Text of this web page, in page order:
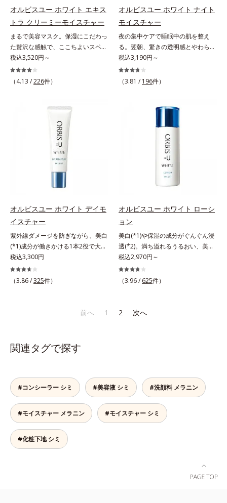
*4 日本化粧品業界で初めてメラニ
ンの第三のルートに着目し、日本放
射線影響学会第53回大会で2010年
10月に初めて発表したこと*5 うる
おいによる*6 メラノサイトまで*7
L-アスコルビン酸 2-グルコシド*8
L-アスコルビン酸 2-グルコシド、パ
ウダルコ樹皮エキス、油溶性甘草エ
2010年10月に初めて発表したこと
*3 うるおいにより透明感のある肌
*4 うるおいによる*5 メラノサイト
まで*6 シミ・ソバカスが肌表面に
あらわれること*7 L-アスコルビン
酸 2-グルコシド*8 L-アスコルビン
酸 2-グルコシド、パウダルコ樹皮エ
キス、油溶性甘草エキス(2)*9 乾燥
は配合されていません。
タミンC(*7)」を採用。肌奥(*6)まで
浸透し、シミやソバカスの原因とな
るメラニンの生成を食い止めます。
またオルビス独自成分の「ブライト
VCコンプレックス(*8)」が、透明感
を阻害する原因(*9)にアプローチし
ます。さらに肌表面のなめらかさや
みずみずしさをサポートするため
透明感を包括的にサポート。全方位
ケアのアプローチによって、肌本来
の輝きを生かして澄み渡る、輝き透
明肌を叶えます。L＝さっぱりタイ
プ（脂性肌～普通肌）M＝しっとり
タイプ（普通肌～乾性肌）*1 シ
ミ・ソバカスが肌表面にあらわれる
こと*2 メラニンの生成を抑え、シ
よる透明感のある肌*4 日本化粧品
業界で初めてメラニンの第三のルー
トに着目し、日本放射線影響学会第
53回大会で2010年10月に初めて発
表したこと*5 うるおいによる*6 メ
ラノサイトまで*7 L-アスコルビン
酸 2-グルコシド*8 L-アスコルビン
酸 2-グルコシド、パウダルコ樹皮エ
ねた肌*3 メラニンが過剰に生成す
る状態
オルビスユー ホワイト エキス
トラ クリーミーモイスチャー
まるで美容マスク。保湿にこだわっ
た贅沢な感触で、ここちよいスペシ
ャルケアを。若々しく透明感のある
美肌を構成する要素と、年齢肌(*1)
のメラニン生成にアプローチして、
の理論を応用し、全方位的に肌の底
上げを図ります。さらに、シミと年
齢の関係に着目。点在するシミだけ
でなく、メラニンが蓄積しがちな年
齢肌の“メラニンメタボ(*2)”にアプ
ローチして、澄みわたる美肌を目指
します。*1 年齢を重ねた肌*2 メラ
ニンが過剰に生成する状態*3 メラ
を防ぐ*4 コラーゲン・トリペプチ
ド Ｆ
税込3,520円～
（4.13 /226件）
オルビスユー ホワイト ナイト
モイスチャー
夜の集中ケアで睡眠中の肌を整え
る。翌朝、驚きの透明感とやわらか
さを感じて。若々しく透明感のある
美肌を構成する要素と、年齢肌(*1)
のメラニン生成にアプローチして、
の理論を応用し、全方位的に肌の底
上げを図ります。さらに、シミと年
でなく、メラニンが蓄積しがちな年
齢肌の“メラニンメタボ(*2)”にアプ
ローチして、澄みわたる美肌を目指
します。*1 年齢を重ねた肌*2 メラ
ニンが過剰に生成する状態
税込3,190円～
（3.81 / 196件）
オルビスユー ホワイト デイモ
イスチャー
紫外線ダメージを防ぎながら、美白
(*1)成分が働きかける1本2役で大人
の肌を守りぬく。若々しく透明感の
ある美肌を構成する要素と、年齢肌
(*2)のメラニン生成にアプローチし
ー」の理論を応用し、全方位的に肌
だけでなく、メラニンが蓄積しがち
な年齢肌の“メラニンメタボ(*3)”に
抑え、シミ・ソバカスを防ぐ*2 年
齢を重ねた肌*3 メラニンが過剰に
生成する状態
税込3,300円
（3.86 /325件）
オルビスユー ホワイト ローシ
ョン
美白(*1)や保湿の成分がぐんぐん浸
透(*2)。満ち溢れるうるおい、美肌
がやみつきに。若々しく透明感のあ
る美肌を構成する要素と、年齢肌
(*3)のメラニン生成にアプローチし
ー」の理論を応用し、全方位的に肌
抑え、シミ・ソバカスを防ぐ*2 角
層まで*3 年齢を重ねた肌*4 メラニ
ンが過剰に生成する状態
税込2,970円～
（3.96 / 625件）
前へ 1 2 次へ
関連タグで探す
#コンシーラー シミ #美容液 シミ #洗顔料 メラニン
#モイスチャー メラニン #モイスチャー シミ
#化粧下地 シミ